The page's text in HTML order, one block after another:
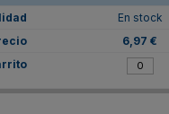
En stock
6,97 €